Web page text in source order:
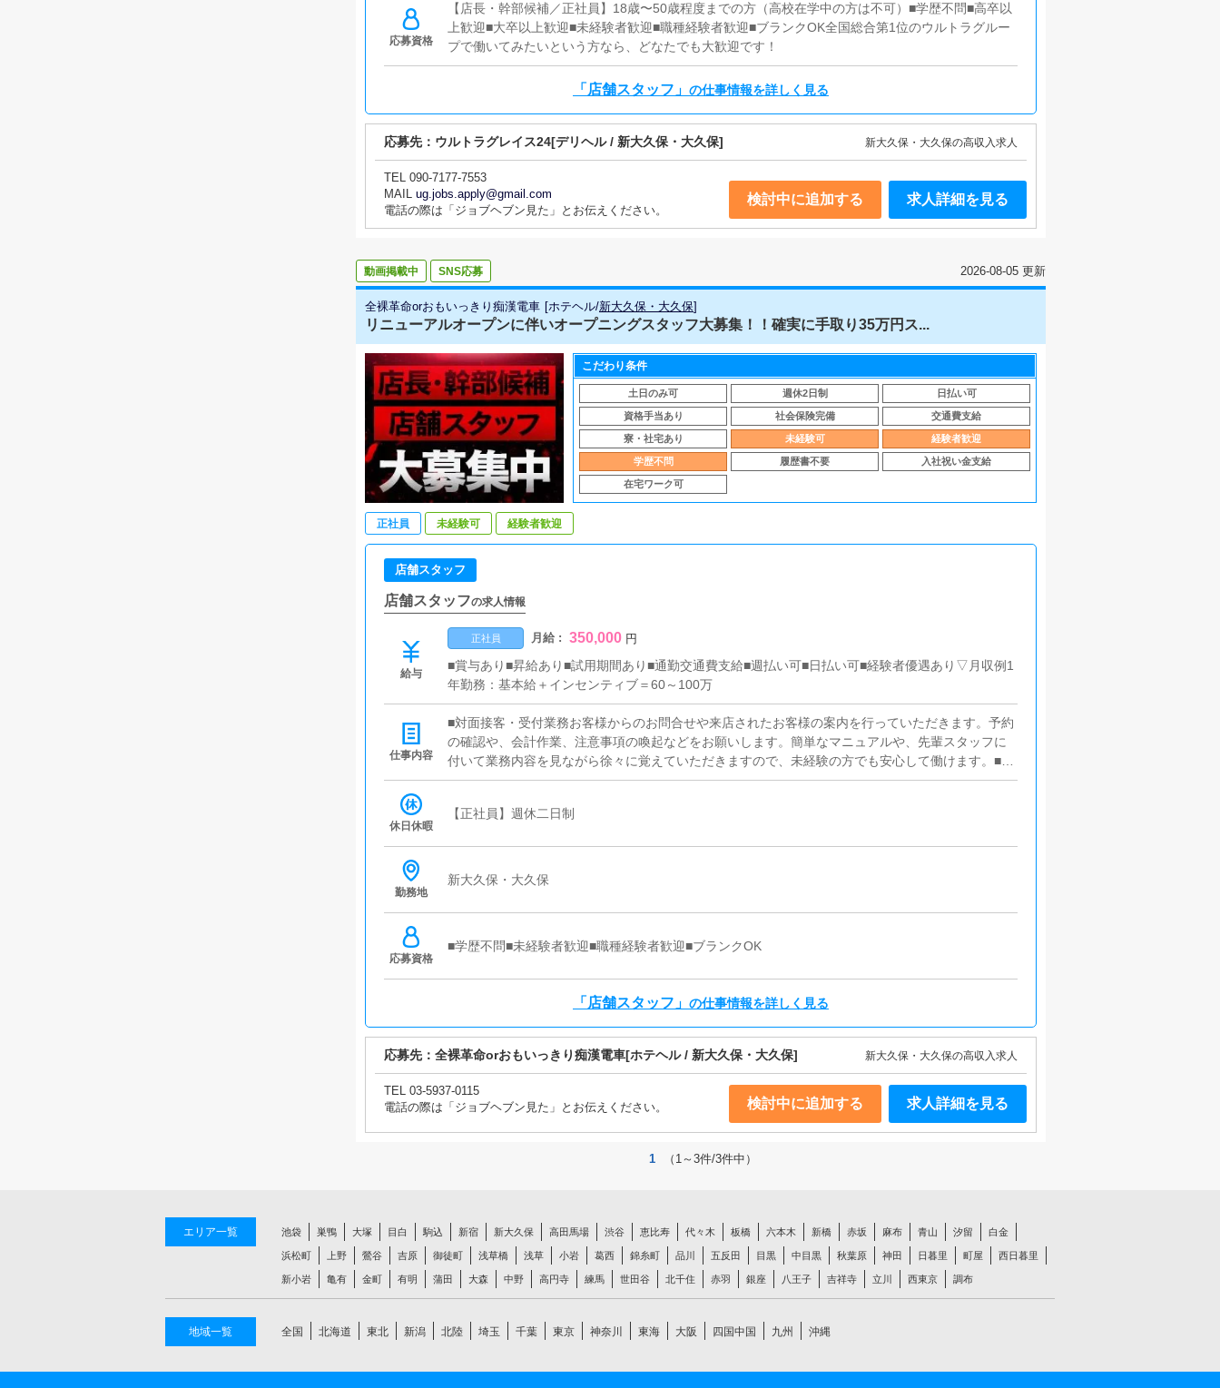
したPR（写メ日記など）の効果的な使い方をアドバイスしていただきます。■PC更新業務ヘブンネ
ットなどポータルサイトの店舗情報を更新します。キャストの出勤情報やイベント、求人ブログの
作成などを行います。基本的にはボタン操作や簡単な文字入力ができれば大丈夫です。PCが苦手な
方でも問題なくできます。■清掃・備品管理お客様やキャストに快適に過ごしていただけるよう、店
内の清掃や備品の管理・補充をお願いします。・お客様にとっての「最高」とは何か・キャストに
中で常に考え、それを実現（具現化・可視化）していくことが、店長・幹部の基本的な役割です。
応募資格
【店長・幹部候補／正社員】18歳〜50歳程度までの方（高校在学中の方は不可）■学歴不問■高卒以
上歓迎■大卒以上歓迎■未経験者歓迎■職種経験者歓迎■ブランクOK全国総合第1位のウルトラグルー
プで働いてみたいという方なら、どなたでも大歓迎です！
「店舗スタッフ」 の仕事情報を詳しく見る
応募先： ウルトラグレイス24[デリヘル / 新大久保・大久保] 新大久保・大久保の高収入求人
TEL 090-7177-7553
MAIL ug.jobs.apply@gmail.com
電話の際は「ジョブヘブン見た」とお伝えください。
検討中に追加する 求人詳細を見る
動画掲載中 SNS応募 2026-08-05 更新
全裸革命orおもいっきり痴漢電車 [ホテヘル/新大久保・大久保]
リニューアルオープンに伴いオープニングスタッフ大募集！！確実に手取り35万円ス...
こだわり条件
土日のみ可 週休2日制 日払い可
資格手当あり 社会保険完備 交通費支給
寮・社宅あり 未経験可 経験者歓迎
学歴不問 履歴書不要 入社祝い金支給
在宅ワーク可
正社員 未経験可 経験者歓迎
店舗スタッフ
店舗スタッフの求人情報
給与
正社員 月給 : 350,000 円
■賞与あり■昇給あり■試用期間あり■通勤交通費支給■週払い可■日払い可■経験者優遇あり▽月収例1
年勤務：基本給＋インセンティブ＝60～100万
仕事内容
■対面接客・受付業務お客様からのお問合せや来店されたお客様の案内を行っていただきます。予約
の確認や、会計作業、注意事項の喚起などをお願いします。簡単なマニュアルや、先輩スタッフに
付いて業務内容を見ながら徐々に覚えていただきますので、未経験の方でも安心して働けます。■企
画の立案店舗イベントや店舗運営など様々な企画を提案していただきます。【新規のお客様の増
提案を行っていただきます。■キャスト管理お店で働いていただいているキャストの方が稼げるよう
ャストの出勤情報やイベント、求人ブログの作成となります。基本的にはボタンを押すだけや、ブ
清掃・備品管理お客様やキャストの方に快適にお過ごしいただくため、店内の清掃や備品の管理・
休日休暇
【正社員】週休二日制
勤務地
新大久保・大久保
応募資格
■学歴不問■未経験者歓迎■職種経験者歓迎■ブランクOK
「店舗スタッフ」 の仕事情報を詳しく見る
応募先： 全裸革命orおもいっきり痴漢電車[ホテヘル / 新大久保・大久保] 新大久保・大久保の高収入求人
TEL 03-5937-0115
電話の際は「ジョブヘブン見た」とお伝えください。
検討中に追加する 求人詳細を見る
1 （1～3件/3件中）
エリア一覧 池袋 巣鴨 大塚 目白 駒込 新宿 新大久保 高田馬場 渋谷 恵比寿 代々木 板橋 六本木 新橋 赤坂 麻布 青山 汐留 白金
浜松町 上野 鶯谷 吉原 御徒町 浅草橋 浅草 小岩 葛西 錦糸町 品川 五反田 目黒 中目黒 秋葉原 神田 日暮里 町屋 西日暮里
新小岩 亀有 金町 有明 蒲田 大森 中野 高円寺 練馬 世田谷 北千住 赤羽 銀座 八王子 吉祥寺 立川 西東京 調布
地域一覧 全国 北海道 東北 新潟 北陸 埼玉 千葉 東京 神奈川 東海 大阪 四国中国 九州 沖縄